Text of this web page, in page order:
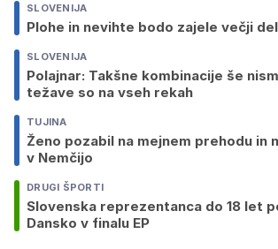
SLOVENIJA
Plohe in nevihte bodo zajele večji
SLOVENIJA
Polajnar: Takšne kombinacije še
težave so na vseh rekah
TUJINA
Ženo pozabil na mejnem prehodu in
v Nemčijo
DRUGI ŠPORTI
Slovenska reprezentanca do 18 let
Dansko v finalu EP